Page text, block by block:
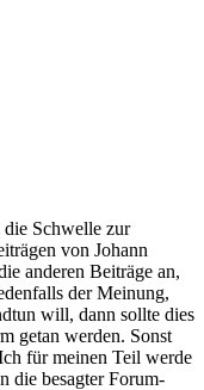
die Schwelle zur
von Johann
anderen Beiträge an,
der Meinung,
will, dann sollte dies
getan werden. Sonst
für meinen Teil werde
die besagter Forum-